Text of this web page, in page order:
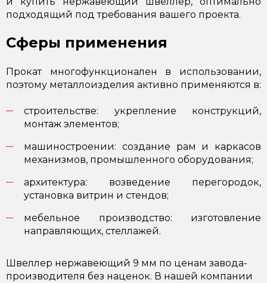
подходящий под требования вашего проекта.
Сферы применения
Прокат многофункционален в использовании,
поэтому металлоизделия активно применяются в:
строительстве: укрепление конструкций,
монтаж элементов;
машиностроении: создание рам и каркасов
механизмов, промышленного оборудования;
архитектура: возведение перегородок,
установка витрин и стендов;
мебельное производство: изготовление
направляющих, стеллажей.
Швеллер нержавеющий 9 мм по ценам завода-
производителя без наценок. В нашей компании